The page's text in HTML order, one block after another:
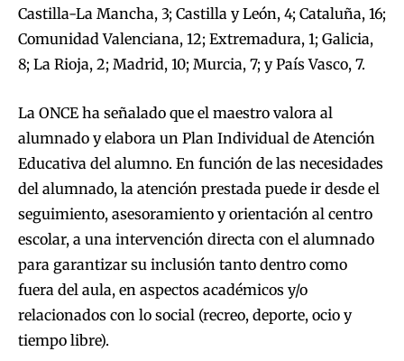
Castilla-La Mancha, 3; Castilla y León, 4; Cataluña, 16;
Comunidad Valenciana, 12; Extremadura, 1; Galicia,
8; La Rioja, 2; Madrid, 10; Murcia, 7; y País Vasco, 7.
La ONCE ha señalado que el maestro valora al
alumnado y elabora un Plan Individual de Atención
Educativa del alumno. En función de las necesidades
del alumnado, la atención prestada puede ir desde el
seguimiento, asesoramiento y orientación al centro
escolar, a una intervención directa con el alumnado
para garantizar su inclusión tanto dentro como
fuera del aula, en aspectos académicos y/o
relacionados con lo social (recreo, deporte, ocio y
tiempo libre).